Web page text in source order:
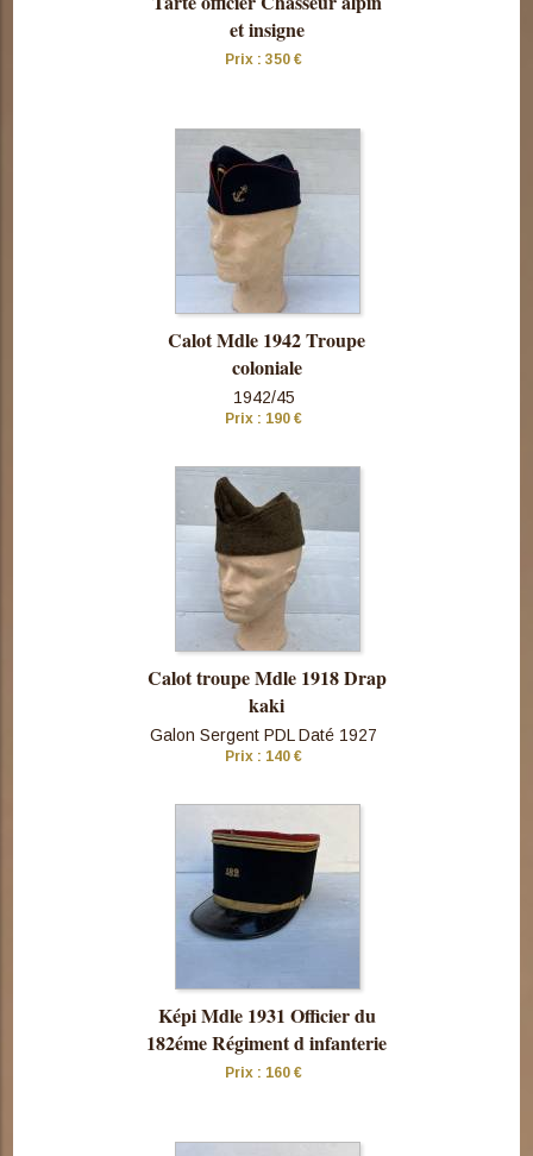
cette pièce
et insigne
Prix : 350 €
cette pièce
Calot Mdle 1942 Troupe
coloniale
1942/45
Prix : 190 €
cette pièce
Calot troupe Mdle 1918 Drap
kaki
Galon Sergent PDL Daté 1927
Prix : 140 €
cette pièce
Képi Mdle 1931 Officier du
182éme Régiment d infanterie
Prix : 160 €